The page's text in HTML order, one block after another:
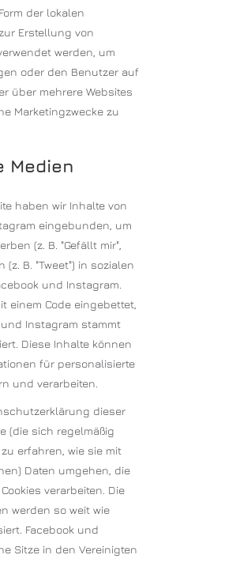
der lokalen
Erstellung von
werden, um
oder den Benutzer auf
über mehrere Websites
Marketingzwecke zu
Medien
haben wir Inhalte von
eingebunden, um
(z. B. "Gefällt mir",
(z. B. "Tweet") in sozialen
und Instagram.
einem Code eingebettet,
Instagram stammt
Diese Inhalte können
für personalisierte
und verarbeiten.
dieser
(die sich regelmäßig
erfahren, wie sie mit
Daten umgehen, die
verarbeiten. Die
werden so weit wie
Facebook und
Sitze in den Vereinigten